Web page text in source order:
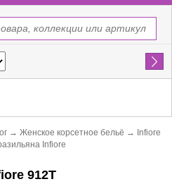
Найти
→ Женское корсетное бельё → Infiore
Infiore
912Т